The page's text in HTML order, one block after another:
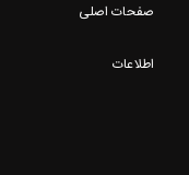
صفحات اصلی
اطلاعات